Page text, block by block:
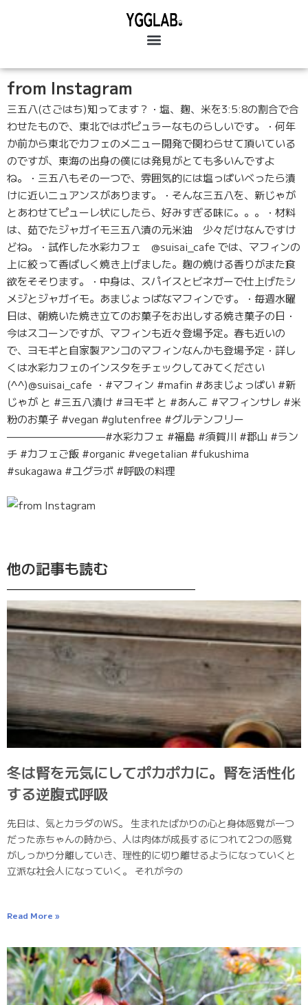
from Instagram
三五八(さごはち)知ってます？・塩、麹、米を3:5:8の割合で合
わせたもので、東北ではポピュラーなものらしいです。・何年
か前から東北でカフェのメニュー開発で関わらせて頂いている
のですが、東海の出身の僕には発見がとても多いんですよ
ね。・三五八もその一つで、雰囲気的には塩っぱいべったら漬
けに近いニュアンスがあります。・そんな三五八を、新じゃが
とあわせてピューレ状にしたら、好みすぎる味に。。。・材料
は、茹でたジャガイモ三五八漬の元米油 少々だけなんですけ
どね。・試作した水彩カフェ @suisai_cafe では、マフィンの
上に絞って香ばしく焼き上げました。麹の焼ける香りがまた食
欲をそそります。・中身は、スパイスとビネガーで仕上げたシ
メジとジャガイモ。あまじょっぱなマフィンです。・毎週水曜
日は、朝焼いた焼き立てのお菓子をお出しする焼き菓子の日・
今はスコーンですが、マフィンも近々登場予定。春も近いの
で、ヨモギと自家製アンコのマフィンなんかも登場予定・詳し
くは水彩カフェのインスタをチェックしてみてください
(^^)@suisai_cafe ・#マフィン #mafin #あまじょっぱい #新
じゃが と #三五八漬け #ヨモギ と #あんこ #マフィンサレ #米
粉のお菓子 #vegan #glutenfree #グルテンフリー
—————————–#水彩カフェ #福島 #須賀川 #郡山 #ラン
チ #カフェご飯 #organic #vegetalian #fukushima
#sukagawa #ユグラボ #呼吸の料理
他の記事も読む
冬は腎を元気にしてポカポカに。腎を活性化
する逆腹式呼吸
先日は、気とカラダのWS。 生まれたばかりの心と身体感覚が一つ
だった赤ちゃんの時から、人は肉体が成長するにつれて2つの感覚
がしっかり分離していき、理性的に切り離せるようになっていくと
立派な社会人になっていく。 それが今の
Read More »